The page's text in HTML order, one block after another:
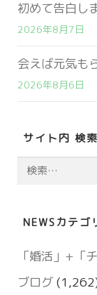
初めて告白し
2026年8月7日
会えば元気も
2026年8月6日
サイト内 検
検
NEWSカテゴ
「婚活」+「
ブログ